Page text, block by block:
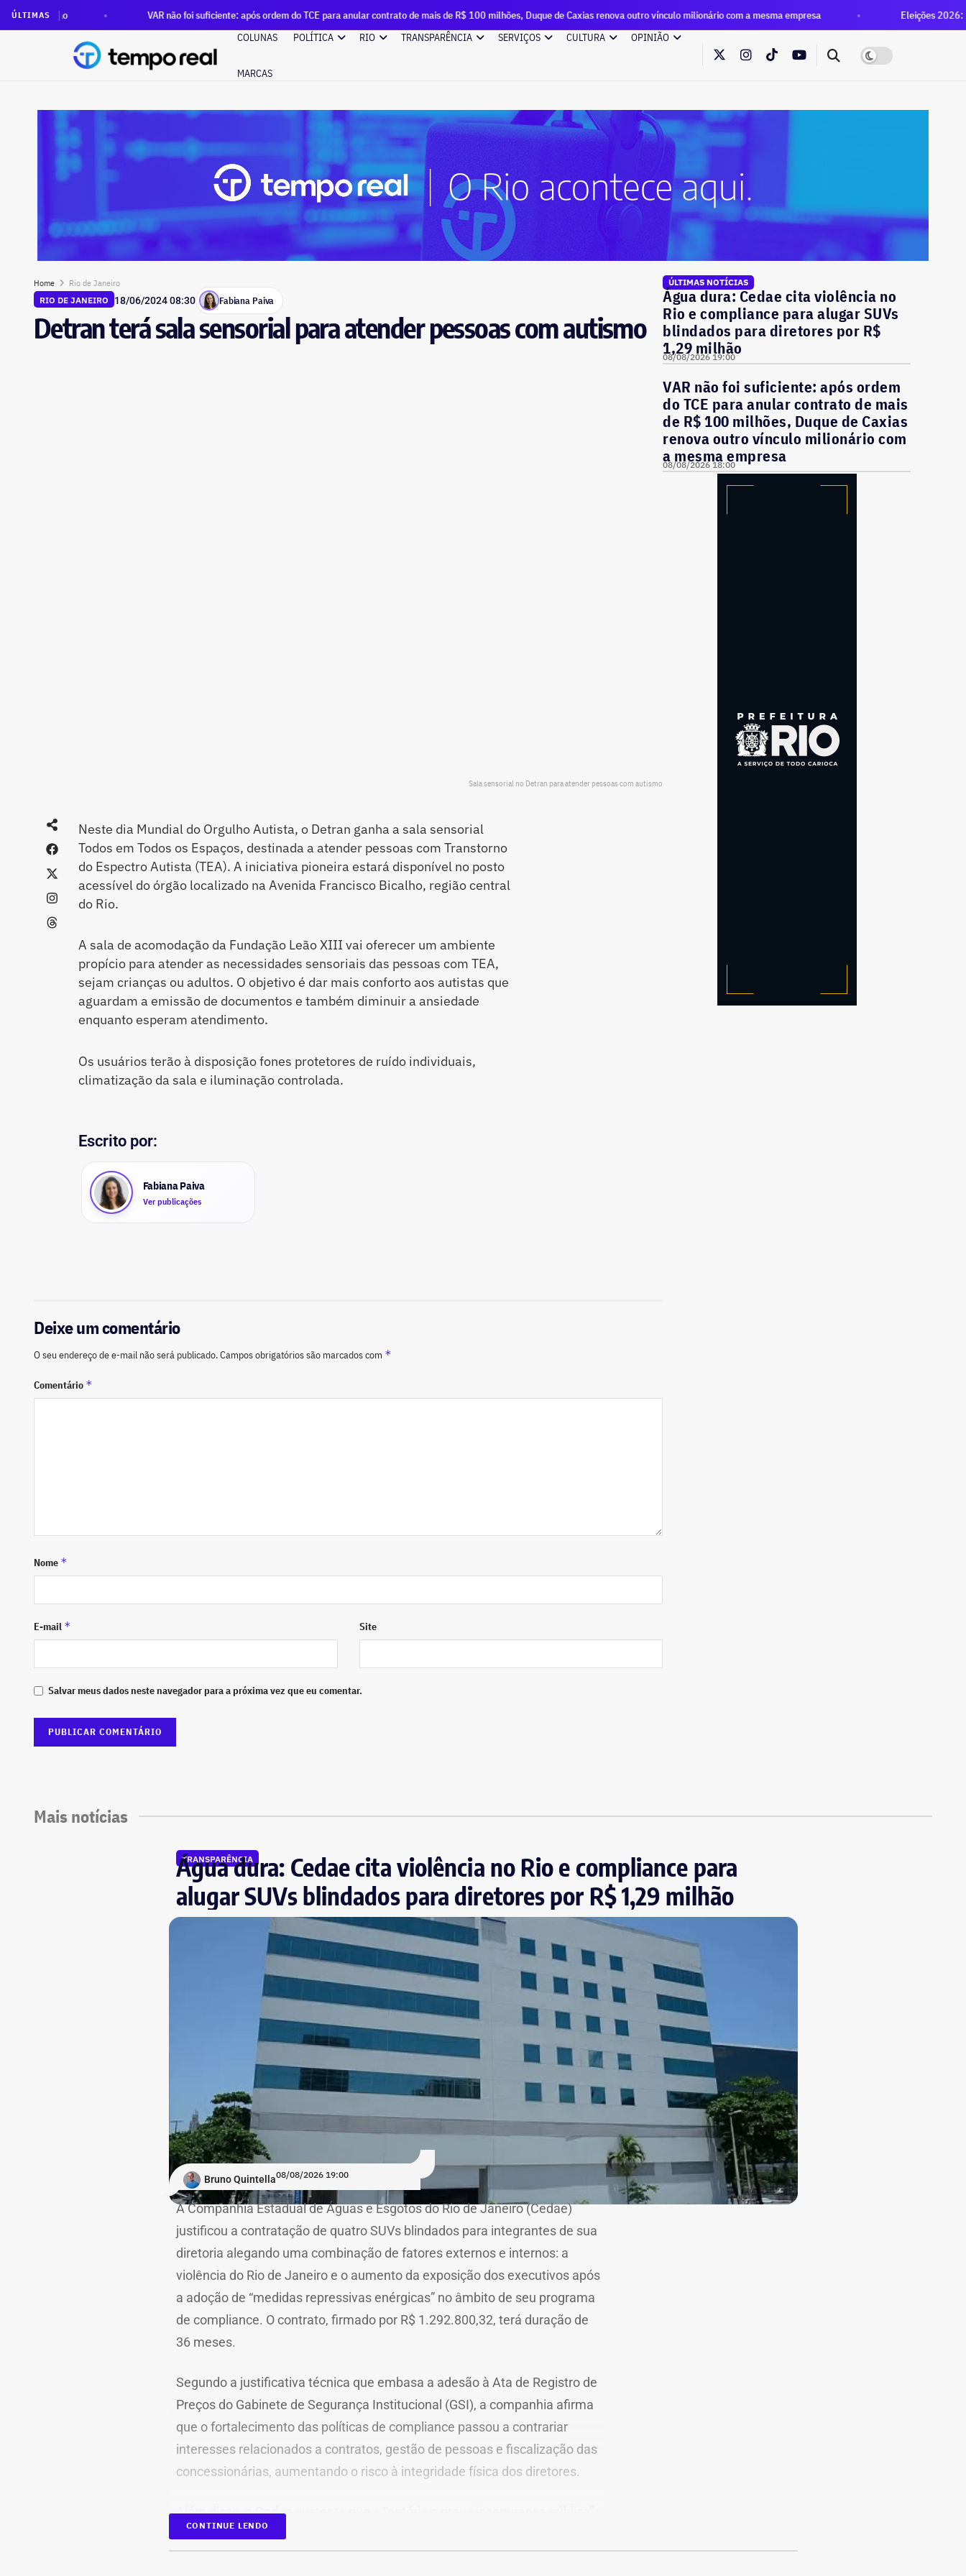
ÚLTIMASVAR não foi suficiente: após ordem do TCE para anular contrato de mais de R$ 100 milhões, Duque de Caxias renova outro vínculo milionário com a mesma empresa
Eleições 2026: primeiro debate da
COLUNAS
POLÍTICA RIO TRANSPARÊNCIA SERVIÇOS CULTURA OPINIÃO
MARCAS
Home
Rio de Janeiro
RIO DE JANEIRO
18/06/2024 08:30 Fabiana Paiva
Detran terá sala sensorial para atender pessoas com autismo
Sala sensorial no Detran para atender pessoas com autismo
Neste dia Mundial do Orgulho Autista, o Detran ganha a sala sensorial
Todos em Todos os Espaços, destinada a atender pessoas com Transtorno
do Espectro Autista (TEA). A iniciativa pioneira estará disponível no posto
acessível do órgão localizado na Avenida Francisco Bicalho, região central
do Rio.
A sala de acomodação da Fundação Leão XIII vai oferecer um ambiente
propício para atender as necessidades sensoriais das pessoas com TEA,
sejam crianças ou adultos. O objetivo é dar mais conforto aos autistas que
aguardam a emissão de documentos e também diminuir a ansiedade
enquanto esperam atendimento.
Os usuários terão à disposição fones protetores de ruído individuais,
climatização da sala e iluminação controlada.
Escrito por:
Fabiana Paiva
Ver publicações
ÚLTIMAS NOTÍCIAS
Água dura: Cedae cita violência no
Rio e compliance para alugar SUVs
blindados para diretores por R$
1,29 milhão
08/08/2026 19:00
VAR não foi suficiente: após ordem
do TCE para anular contrato de mais
de R$ 100 milhões, Duque de Caxias
renova outro vínculo milionário com
a mesma empresa
08/08/2026 18:00
Deixe um comentário
O seu endereço de e-mail não será publicado.Campos obrigatórios são marcados com *
Comentário *
Nome *
E-mail * Site
Salvar meus dados neste navegador para a próxima vez que eu comentar.
Mais notícias
TRANSPARÊNCIA
Água dura: Cedae cita violência no Rio e compliance para
alugar SUVs blindados para diretores por R$ 1,29 milhão
Bruno Quintella08/08/2026 19:00
A Companhia Estadual de Águas e Esgotos do Rio de Janeiro (Cedae)
justificou a contratação de quatro SUVs blindados para integrantes de sua
diretoria alegando uma combinação de fatores externos e internos: a
violência do Rio de Janeiro e o aumento da exposição dos executivos após
a adoção de “medidas repressivas enérgicas” no âmbito de seu programa
de compliance. O contrato, firmado por R$ 1.292.800,32, terá duração de
36 meses.
Segundo a justificativa técnica que embasa a adesão à Ata de Registro de
Preços do Gabinete de Segurança Institucional (GSI), a companhia afirma
que o fortalecimento das políticas de compliance passou a contrariar
interesses relacionados a contratos, gestão de pessoas e fiscalização das
concessionárias, aumentando o risco à integridade física dos diretores.
Além disso, a Cedae sustenta que a “notória e grave insegurança pública”
no estado, especialmente no município do Rio de Janeiro e na Baixada
Fluminense, reforça a necessidade de proteção aos executivos.
CONTINUE LENDO